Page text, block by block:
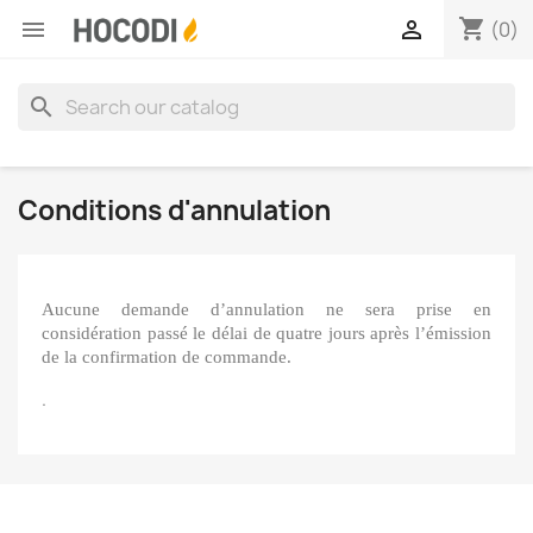
 shopping_cart (0)

search
Conditions d'annulation
Aucune demande d’annulation ne sera prise en
considération passé le délai de quatre jours après l’émission
de la confirmation de commande.
.